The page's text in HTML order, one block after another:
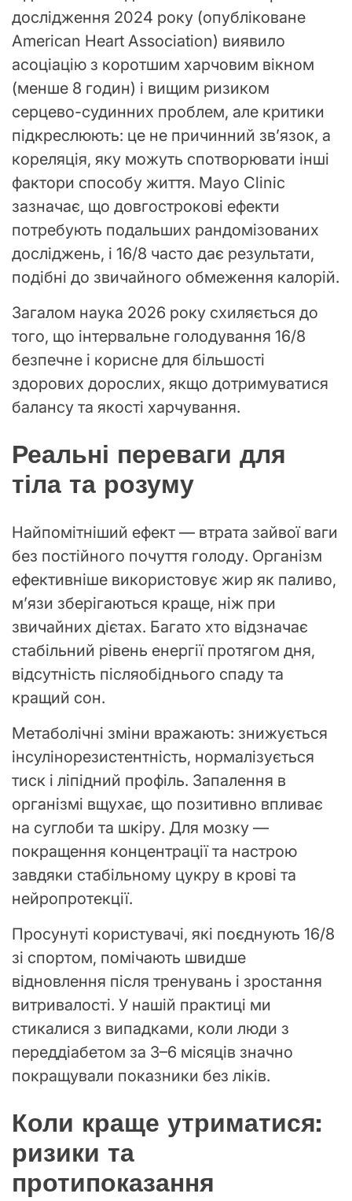
дослідження 2024 року (опубліковане
American Heart Association) виявило
асоціацію з коротшим харчовим вікном
(менше 8 годин) і вищим ризиком
серцево-судинних проблем, але критики
підкреслюють: це не причинний зв’язок, а
кореляція, яку можуть спотворювати інші
фактори способу життя. Mayo Clinic
зазначає, що довгострокові ефекти
потребують подальших рандомізованих
досліджень, і 16/8 часто дає результати,
подібні до звичайного обмеження калорій.
Загалом наука 2026 року схиляється до
того, що інтервальне голодування 16/8
безпечне і корисне для більшості
здорових дорослих, якщо дотримуватися
балансу та якості харчування.
Реальні переваги для
тіла та розуму
Найпомітніший ефект — втрата зайвої ваги
без постійного почуття голоду. Організм
ефективніше використовує жир як паливо,
м’язи зберігаються краще, ніж при
звичайних дієтах. Багато хто відзначає
стабільний рівень енергії протягом дня,
відсутність післяобіднього спаду та
кращий сон.
Метаболічні зміни вражають: знижується
інсулінорезистентність, нормалізується
тиск і ліпідний профіль. Запалення в
організмі вщухає, що позитивно впливає
на суглоби та шкіру. Для мозку —
покращення концентрації та настрою
завдяки стабільному цукру в крові та
нейропротекції.
Просунуті користувачі, які поєднують 16/8
зі спортом, помічають швидше
відновлення після тренувань і зростання
витривалості. У нашій практиці ми
стикалися з випадками, коли люди з
переддіабетом за 3–6 місяців значно
покращували показники без ліків.
Коли краще утриматися:
ризики та
протипоказання